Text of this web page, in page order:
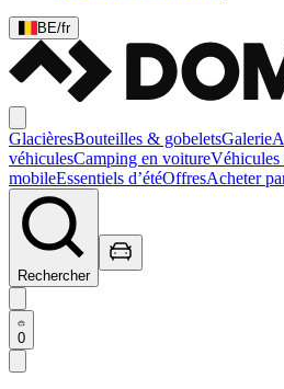
BE/fr
GlacièresBouteilles & gobeletsGalerie
véhiculesCamping en voitureVéhicules
mobileEssentiels d’étéOffresAcheter
Rechercher
0